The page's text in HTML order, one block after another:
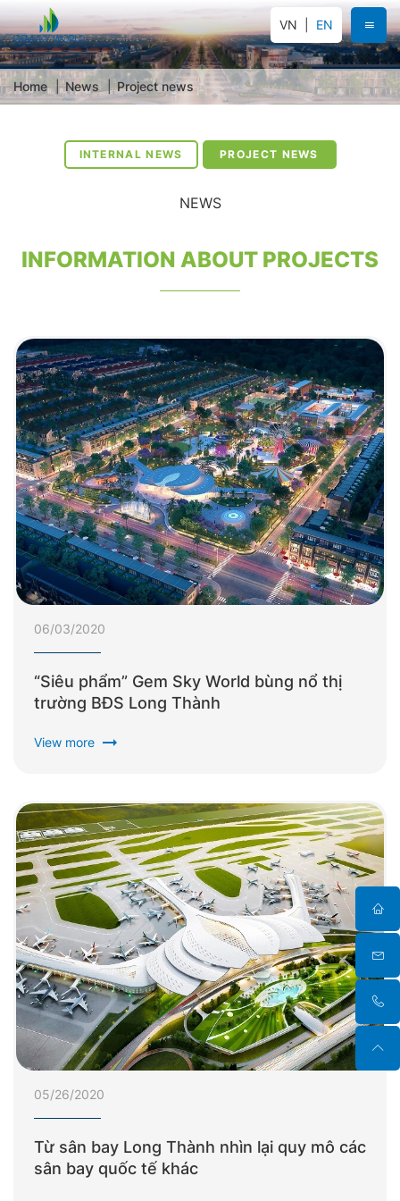
VN EN
Home News Project news
INTERNAL NEWS PROJECT NEWS
NEWS
INFORMATION ABOUT PROJECTS
06/03/2020
“Siêu phẩm” Gem Sky World bùng nổ thị
trường BĐS Long Thành
View more arrow_right_alt
05/26/2020
Từ sân bay Long Thành nhìn lại quy mô các
sân bay quốc tế khác